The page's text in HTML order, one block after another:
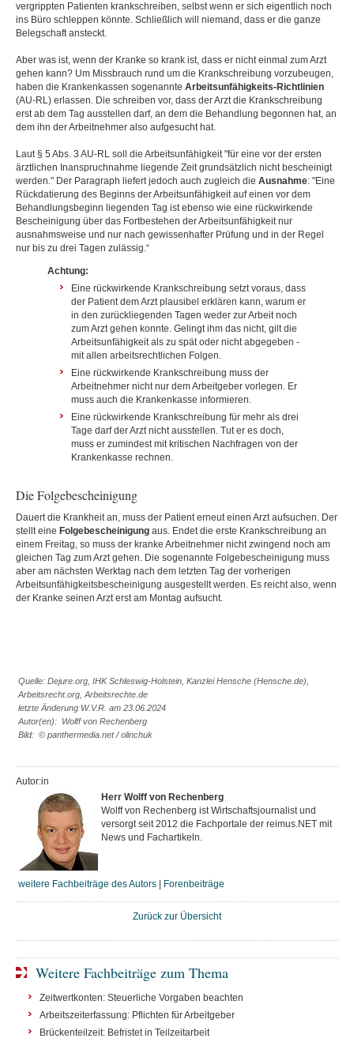
vergrippten Patienten krankschreiben, selbst wenn er sich eigentlich noch
ins Büro schleppen könnte. Schließlich will niemand, dass er die ganze
Belegschaft ansteckt.
Aber was ist, wenn der Kranke so krank ist, dass er nicht einmal zum Arzt
gehen kann? Um Missbrauch rund um die Krankschreibung vorzubeugen,
haben die Krankenkassen sogenannte Arbeitsunfähigkeits-Richtlinien
(AU-RL) erlassen. Die schreiben vor, dass der Arzt die Krankschreibung
erst ab dem Tag ausstellen darf, an dem die Behandlung begonnen hat, an
dem ihn der Arbeitnehmer also aufgesucht hat.
Laut § 5 Abs. 3 AU-RL soll die Arbeitsunfähigkeit "für eine vor der ersten
ärztlichen Inanspruchnahme liegende Zeit grundsätzlich nicht bescheinigt
werden." Der Paragraph liefert jedoch auch zugleich die Ausnahme: "Eine
Rückdatierung des Beginns der Arbeitsunfähigkeit auf einen vor dem
Behandlungsbeginn liegenden Tag ist ebenso wie eine rückwirkende
Bescheinigung über das Fortbestehen der Arbeitsunfähigkeit nur
ausnahmsweise und nur nach gewissenhafter Prüfung und in der Regel
nur bis zu drei Tagen zulässig.“
Achtung:
Eine rückwirkende Krankschreibung setzt voraus, dass
der Patient dem Arzt plausibel erklären kann, warum er
in den zurückliegenden Tagen weder zur Arbeit noch
zum Arzt gehen konnte. Gelingt ihm das nicht, gilt die
Arbeitsunfähigkeit als zu spät oder nicht abgegeben -
mit allen arbeitsrechtlichen Folgen.
Eine rückwirkende Krankschreibung muss der
Arbeitnehmer nicht nur dem Arbeitgeber vorlegen. Er
muss auch die Krankenkasse informieren.
Eine rückwirkende Krankschreibung für mehr als drei
Tage darf der Arzt nicht ausstellen. Tut er es doch,
muss er zumindest mit kritischen Nachfragen von der
Krankenkasse rechnen.
Die Folgebescheinigung
Dauert die Krankheit an, muss der Patient erneut einen Arzt aufsuchen. Der
stellt eine Folgebescheinigung aus. Endet die erste Krankschreibung an
einem Freitag, so muss der kranke Arbeitnehmer nicht zwingend noch am
gleichen Tag zum Arzt gehen. Die sogenannte Folgebescheinigung muss
aber am nächsten Werktag nach dem letzten Tag der vorherigen
Arbeitsunfähigkeitsbescheinigung ausgestellt werden. Es reicht also, wenn
der Kranke seinen Arzt erst am Montag aufsucht.
Quelle: Dejure.org, IHK Schleswig-Holstein, Kanzlei Hensche (Hensche.de),
Arbeitsrecht.org, Arbeitsrechte.de
letzte Änderung W.V.R. am 23.06.2024
Autor(en): Wolff von Rechenberg
Bild: © panthermedia.net / olinchuk
Autor:in
Herr Wolff von Rechenberg
Wolff von Rechenberg ist Wirtschaftsjournalist und
versorgt seit 2012 die Fachportale der reimus.NET mit
News und Fachartikeln.
weitere Fachbeiträge des Autors Forenbeiträge
Zurück zur Übersicht
Weitere Fachbeiträge zum Thema
Zeitwertkonten: Steuerliche Vorgaben beachten
Arbeitszeiterfassung: Pflichten für Arbeitgeber
Brückenteilzeit: Befristet in Teilzeitarbeit